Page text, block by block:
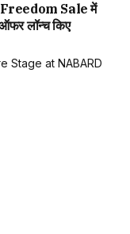
Sale में
ऑफर लॉन्च किए